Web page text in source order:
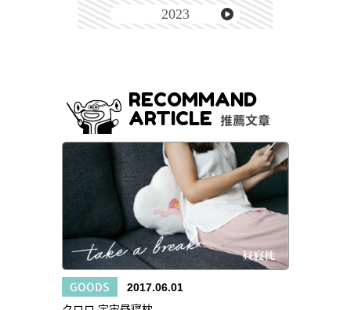
2023
RECOMMAND
ARTICLE 推薦文章
GOODS 2017.06.01